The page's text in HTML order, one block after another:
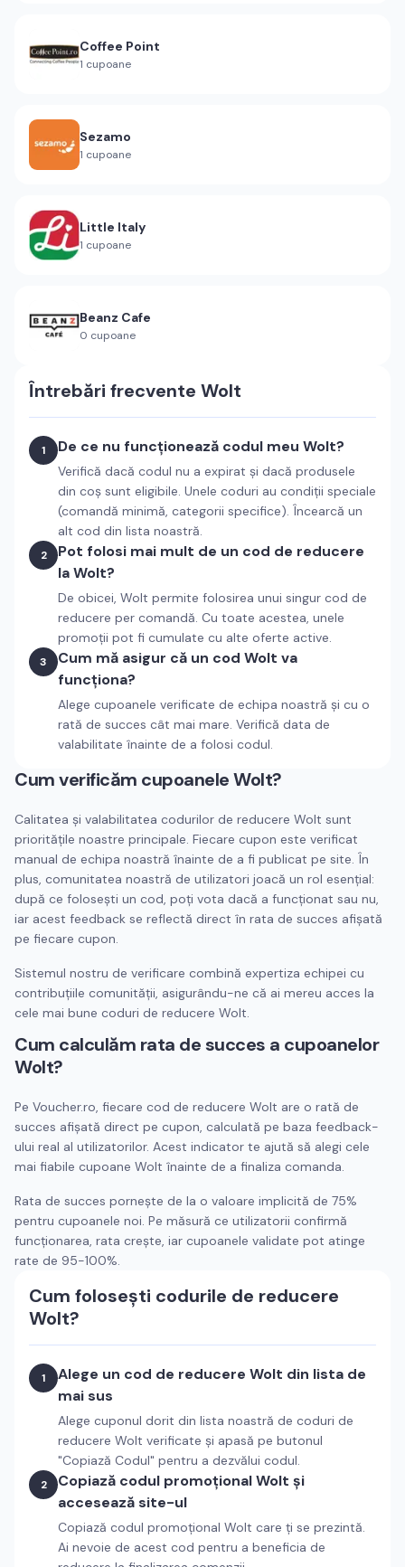
Coffee Point
1 cupoane
Sezamo
1 cupoane
Little Italy
1 cupoane
Beanz Cafe
0 cupoane
Întrebări frecvente Wolt
1 De ce nu funcționează codul meu Wolt?
Verifică dacă codul nu a expirat și dacă produsele
din coș sunt eligibile. Unele coduri au condiții speciale
(comandă minimă, categorii specifice). Încearcă un
alt cod din lista noastră.
2
Pot folosi mai mult de un cod de reducere
la Wolt?
De obicei, Wolt permite folosirea unui singur cod de
reducere per comandă. Cu toate acestea, unele
promoții pot fi cumulate cu alte oferte active.
3
Cum mă asigur că un cod Wolt va
funcționa?
Alege cupoanele verificate de echipa noastră și cu o
rată de succes cât mai mare. Verifică data de
valabilitate înainte de a folosi codul.
Cum verificăm cupoaneleWolt?
Calitatea și valabilitatea codurilor de reducere Wolt sunt
prioritățile noastre principale. Fiecare cupon este verificat
manual de echipa noastră înainte de a fi publicat pe site. În
plus, comunitatea noastră de utilizatori joacă un rol esențial:
după ce folosești un cod, poți vota dacă a funcționat sau nu,
iar acest feedback se reflectă direct în rata de succes afișată
pe fiecare cupon.
Sistemul nostru de verificare combină expertiza echipei cu
contribuțiile comunității, asigurându-ne că ai mereu acces la
cele mai bune coduri de reducere Wolt.
Cum calculăm rata de succes a cupoanelor
Wolt?
Pe Voucher.ro, fiecare cod de reducere Wolt are o rată de
succes afișată direct pe cupon, calculată pe baza feedback-
ului real al utilizatorilor. Acest indicator te ajută să alegi cele
mai fiabile cupoane Wolt înainte de a finaliza comanda.
Rata de succes pornește de la o valoare implicită de 75%
pentru cupoanele noi. Pe măsură ce utilizatorii confirmă
funcționarea, rata crește, iar cupoanele validate pot atinge
rate de 95-100%.
Cum folosești codurile de reducere
Wolt?
1 Alege un cod de reducere Wolt din lista de
mai sus
Alege cuponul dorit din lista noastră de coduri de
reducere Wolt verificate și apasă pe butonul
"Copiază Codul" pentru a dezvălui codul.
2 Copiază codul promoționalWolt și
accesează site-ul
Copiază codul promoțional Wolt care ți se prezintă.
Ai nevoie de acest cod pentru a beneficia de